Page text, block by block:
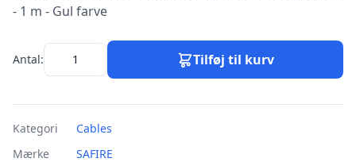
- 1 m - Gul farve
Antal: Tilføj til kurv
Kategori
Cables
Mærke
SAFIRE